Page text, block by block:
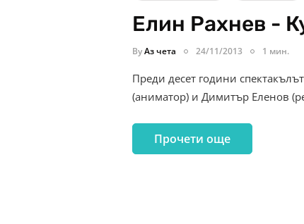
Елин Рахнев -
ByАз чета 24/11/2013 1 мин.
Преди десет години
(аниматор) и Димитър Еленов
Прочети още